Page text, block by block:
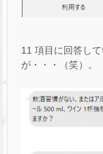
11 項目に回答し
が・・・（笑）。